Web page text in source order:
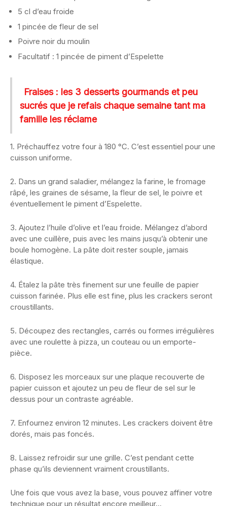
5 cl d’eau froide
1 pincée de fleur de sel
Poivre noir du moulin
Facultatif : 1 pincée de piment d’Espelette
Fraises : les 3 desserts gourmands et peu
sucrés que je refais chaque semaine tant ma
famille les réclame
1. Préchauffez votre four à 180 °C. C’est essentiel pour une
cuisson uniforme.
2. Dans un grand saladier, mélangez la farine, le fromage
râpé, les graines de sésame, la fleur de sel, le poivre et
éventuellement le piment d’Espelette.
3. Ajoutez l’huile d’olive et l’eau froide. Mélangez d’abord
avec une cuillère, puis avec les mains jusqu’à obtenir une
boule homogène. La pâte doit rester souple, jamais
élastique.
4. Étalez la pâte très finement sur une feuille de papier
cuisson farinée. Plus elle est fine, plus les crackers seront
croustillants.
5. Découpez des rectangles, carrés ou formes irrégulières
avec une roulette à pizza, un couteau ou un emporte-
pièce.
6. Disposez les morceaux sur une plaque recouverte de
papier cuisson et ajoutez un peu de fleur de sel sur le
dessus pour un contraste agréable.
7. Enfournez environ 12 minutes. Les crackers doivent être
dorés, mais pas foncés.
8. Laissez refroidir sur une grille. C’est pendant cette
phase qu’ils deviennent vraiment croustillants.
Une fois que vous avez la base, vous pouvez affiner votre
technique pour un résultat encore meilleur…